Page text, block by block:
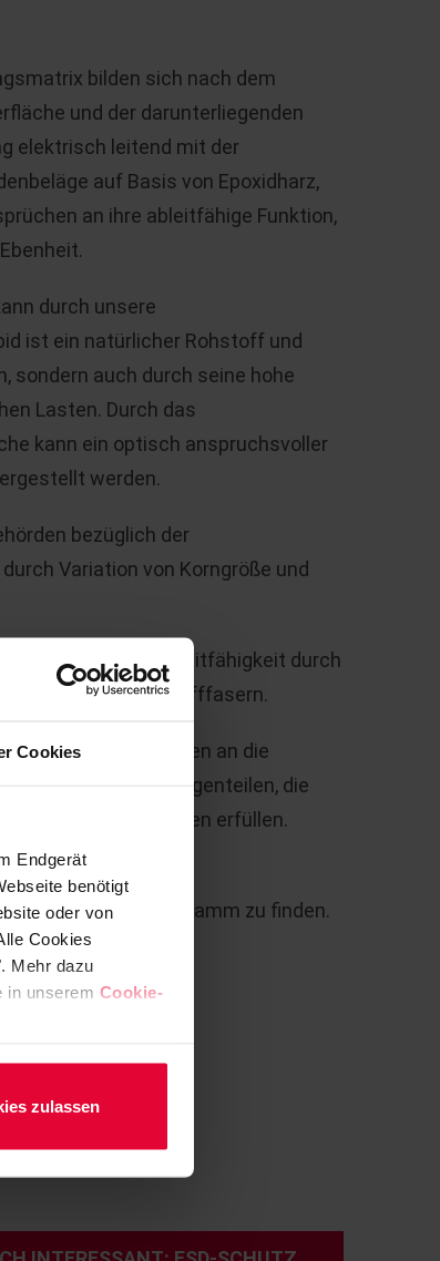
Cookies
Endgerät
benötigt
oder von
Cookies
Mehr dazu
in unserem Cookie-
zulassen
bilden sich nach dem
und der darunterliegenden
elektrisch leitend mit der
auf Basis von Epoxidharz,
an ihre ableitfähige Funktion,
durch unsere
ist ein natürlicher Rohstoff und
sondern auch durch seine hohe
Lasten. Durch das
kann ein optisch anspruchsvoller
werden.
bezüglich der
Variation von Korngröße und
ihre elektrische Leitfähigkeit durch
leitfähige Kohlenstofffasern.
Anforderungen an die
bis hin zu Anlagenteilen, die
alle Anforderungen erfüllen.
Plattenlagen und
Produktprogramm zu finden.